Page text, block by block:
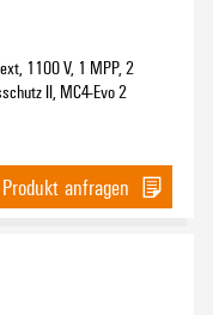
1100 V, 1 MPP, 2
II, MC4-Evo 2
Produkt anfragen